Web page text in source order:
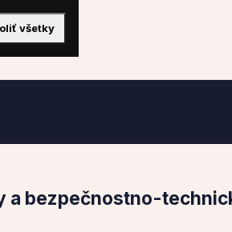
bezpečnostno-
všetky